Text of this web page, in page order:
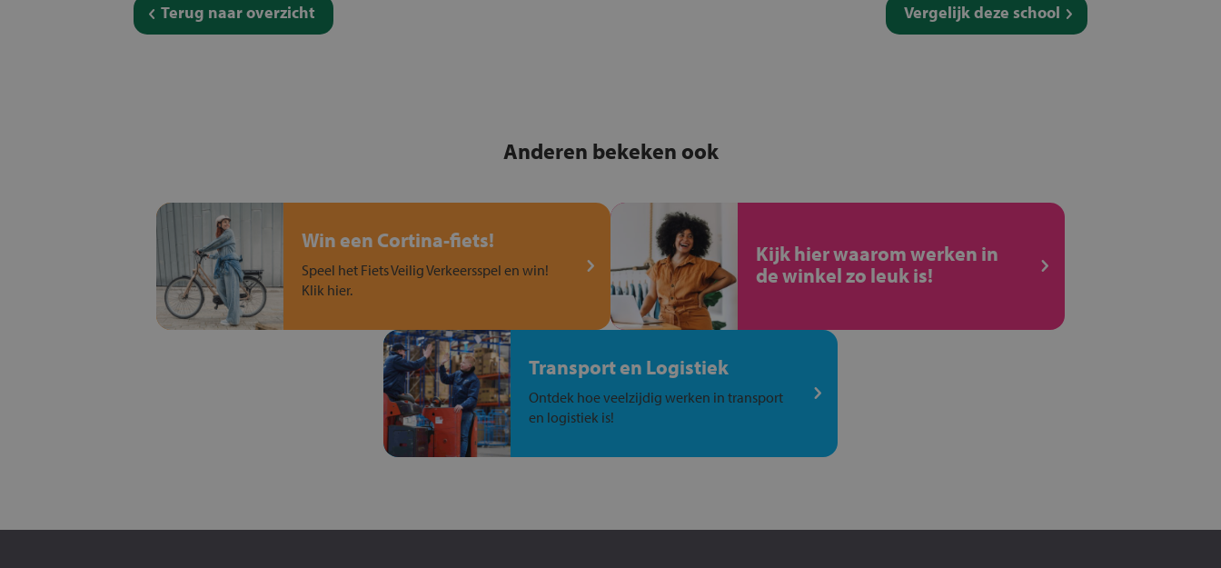
Vergelijk deze school
Terug naar overzicht
Anderen bekeken ook
Win een Cortina-fiets!
Speel het Fiets Veilig Verkeersspel en win!
Klik hier.
Kijk hier waarom werken in
de winkel zo leuk is!
Transport en Logistiek
Ontdek hoe veelzijdig werken in transport
en logistiek is!